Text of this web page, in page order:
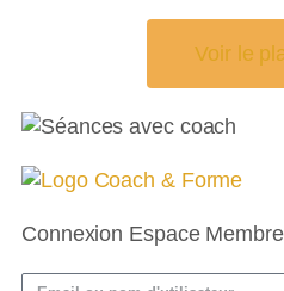
Voir le
Connexion Espace Membre